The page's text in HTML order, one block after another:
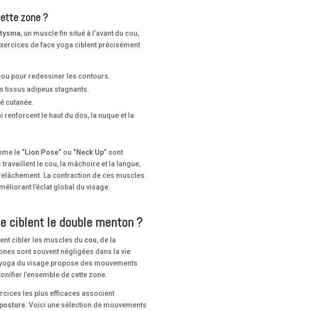
zone ?
, un muscle fin situé à l’avant du cou,
de face yoga ciblent précisément
pour redessiner les contours.
tissus adipeux stagnants.
cutanée.
renforcent le haut du dos, la nuque et la
le “Lion Pose” ou “Neck Up” sont
le cou, la mâchoire et la langue,
La contraction de ces muscles
l’éclat global du visage.
ciblent le double menton ?
cibler les muscles du cou, de la
sont souvent négligées dans la vie
du visage propose des mouvements
l’ensemble de cette zone.
les plus efficaces associent
. Voici une sélection de mouvements